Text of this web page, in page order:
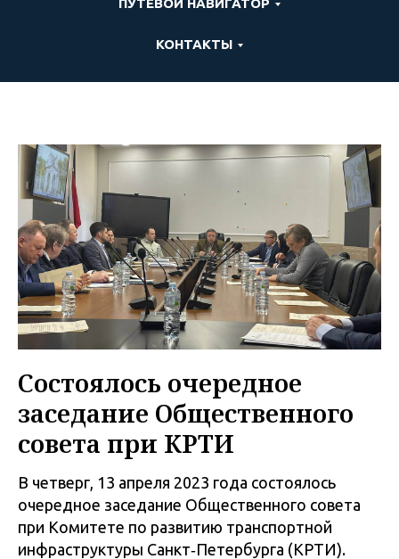
ПУТЕВОЙ НАВИГАТОР
КОНТАКТЫ
Состоялось очередное
заседание Общественного
совета при КРТИ
В четверг, 13 апреля 2023 года состоялось
очередное заседание Общественного совета
при Комитете по развитию транспортной
инфраструктуры Санкт‑Петербурга (КРТИ).